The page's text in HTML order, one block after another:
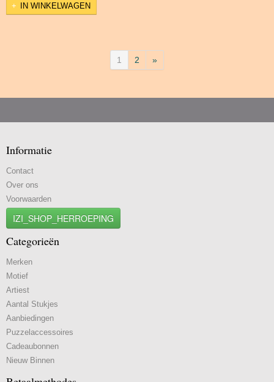
IN WINKELWAGEN
1 2 »
Informatie
Contact
Over ons
Voorwaarden
IZI_SHOP_HERROEPING
Categorieën
Merken
Motief
Artiest
Aantal Stukjes
Aanbiedingen
Puzzelaccessoires
Cadeaubonnen
Nieuw Binnen